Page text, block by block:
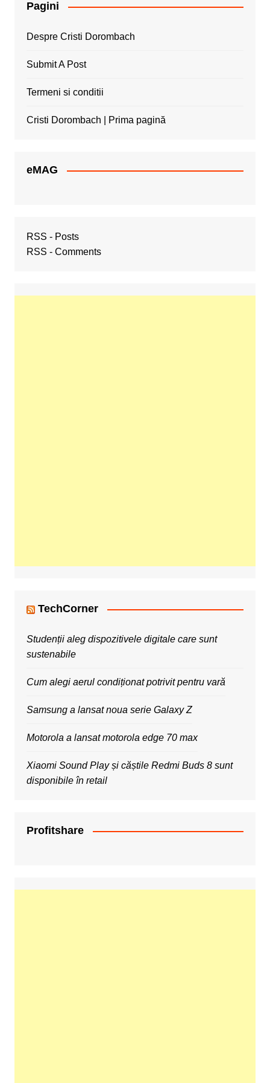
Pagini
Despre Cristi Dorombach
Submit A Post
Termeni si conditii
Cristi Dorombach | Prima pagină
eMAG
RSS - Posts
RSS - Comments
TechCorner
Studenții aleg dispozitivele digitale care sunt
sustenabile
Cum alegi aerul condiționat potrivit pentru vară
Samsung a lansat noua serie Galaxy Z
Motorola a lansat motorola edge 70 max
Xiaomi Sound Play și căștile Redmi Buds 8 sunt
disponibile în retail
Profitshare